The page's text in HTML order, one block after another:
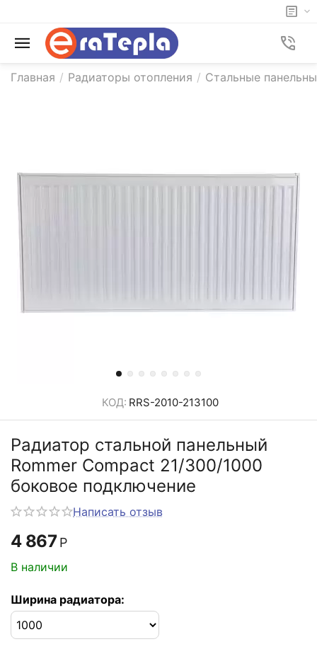
Главная / Радиаторы отопления / Стальные
КОД: RRS-2010-213100
Радиатор стальной панельный
Rommer Compact 21/300/1000
боковое подключение
Написать отзыв
4 867 Р
В наличии
Ширина радиатора: